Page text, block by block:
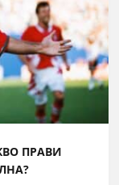
ПРАВИ